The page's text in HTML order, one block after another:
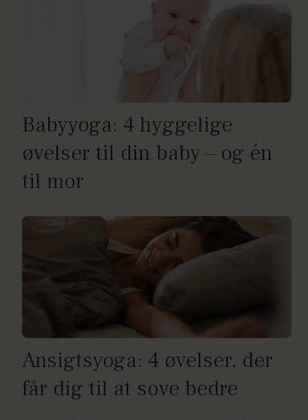
Babyyoga: 4 hyggelige
øvelser til din baby – og én
til mor
Ansigtsyoga: 4 øvelser, der
får dig til at sove bedre